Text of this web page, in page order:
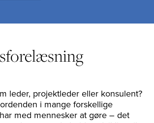
leder, projektleder eller konsulent?
i mange forskellige
med mennesker at gøre – det